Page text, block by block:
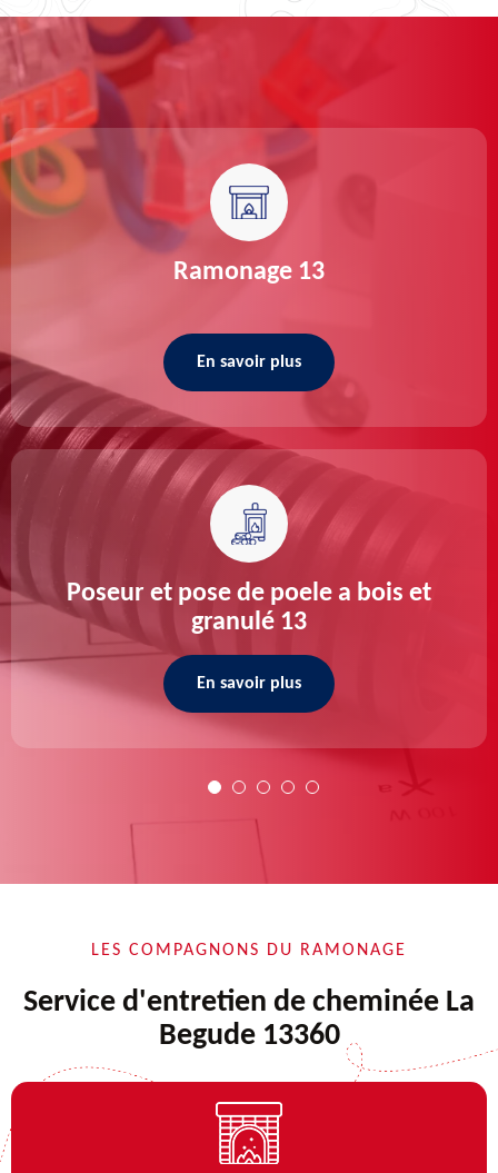
Ramonage 13
En savoir plus
Poseur et pose de poele a bois et
granulé 13
En savoir plus
LES COMPAGNONS DU RAMONAGE
Service d'entretien de cheminée La
Begude 13360